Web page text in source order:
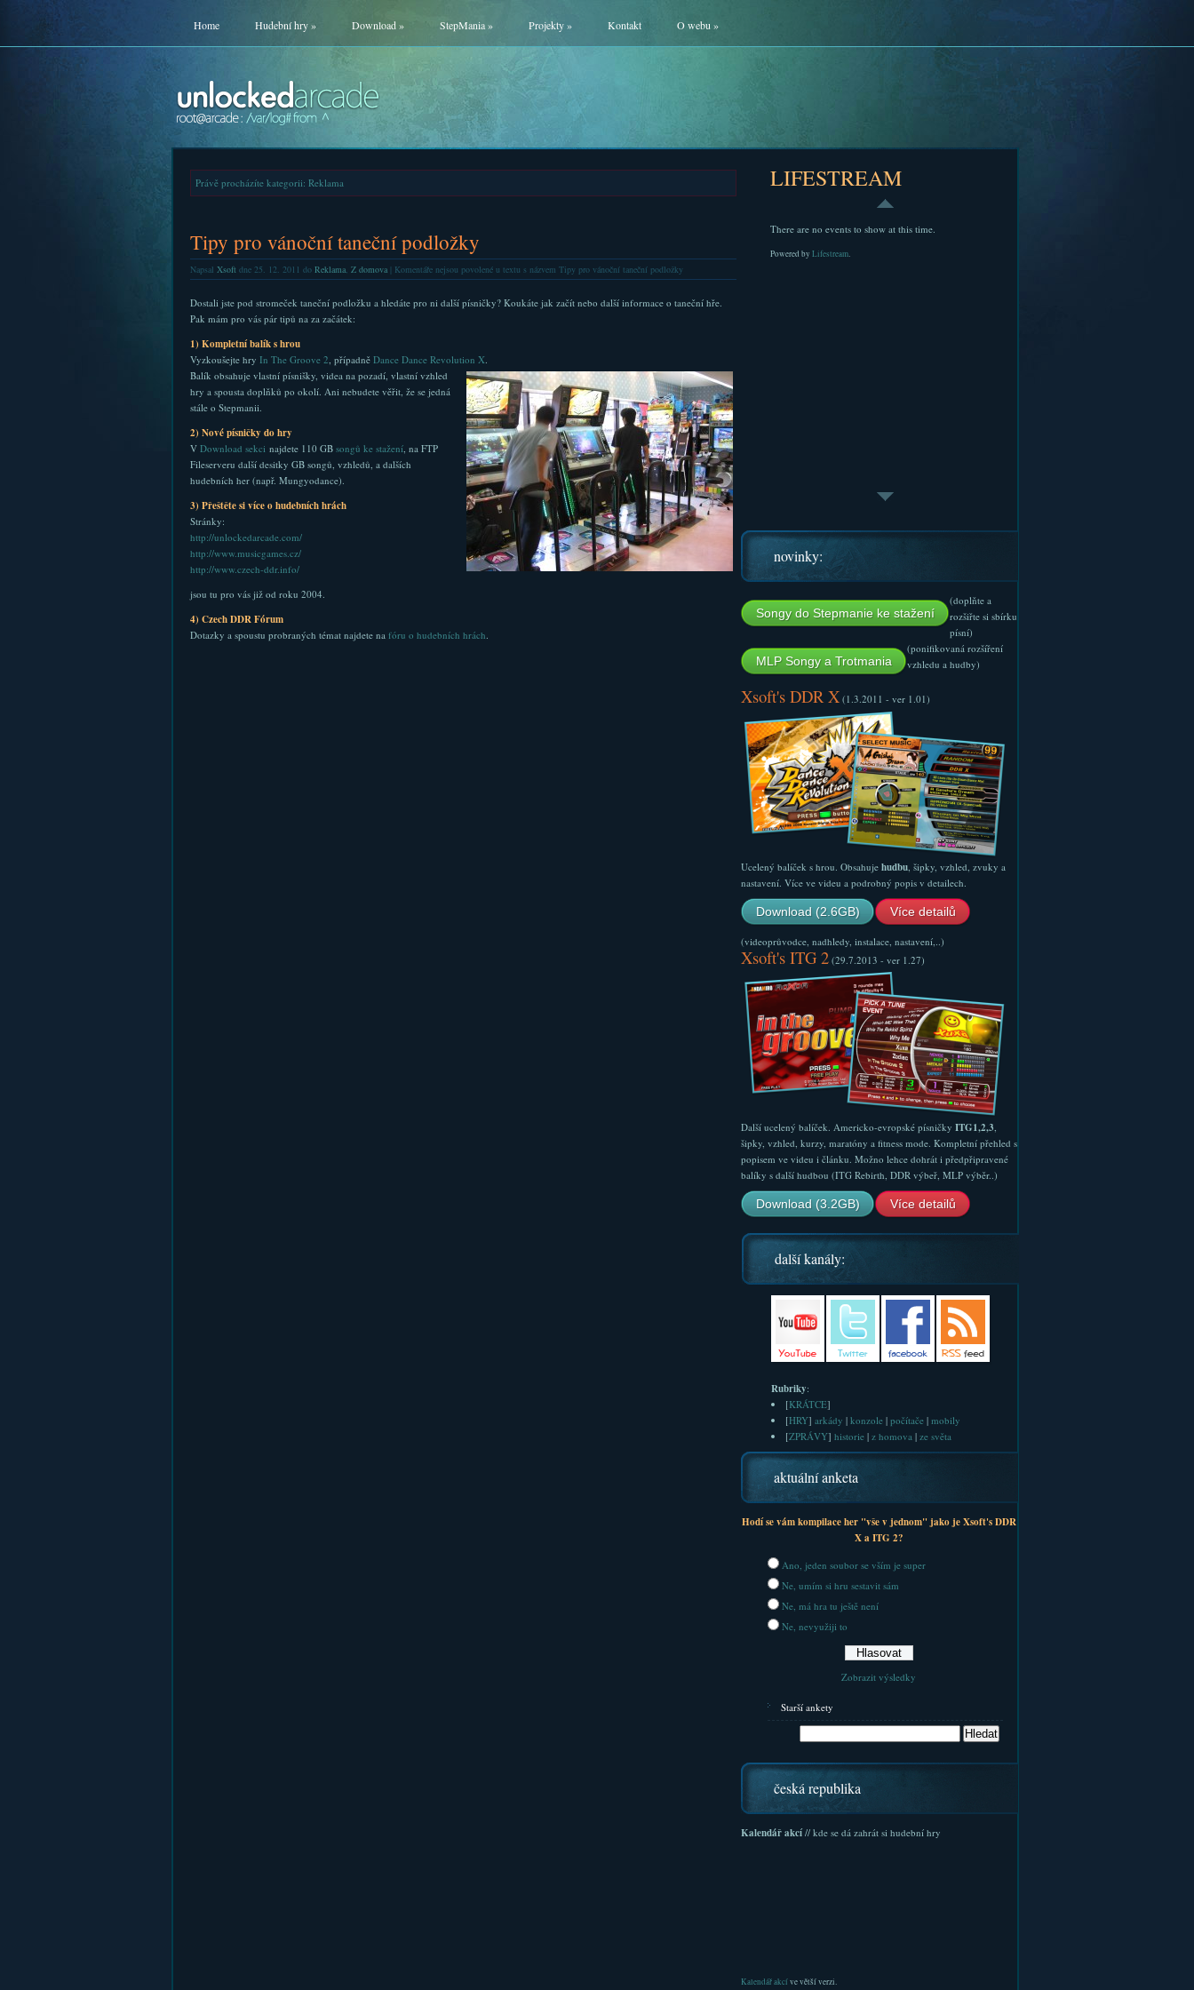
Home Hudební hry» Download» StepMania» Projekty» Kontakt O webu »
Právě procházíte kategorii: Reklama
Tipy pro vánoční taneční podložky
Napsal Xsoftdne 25. 12. 2011 do Reklama, Z domova| Komentáře nejsou povolenéu textu s názvem Tipy pro vánoční taneční podložky
Dostali jste pod stromeček taneční podložku a hledáte pro ni další písničky? Koukáte jak začít nebo další informace o taneční hře.
Pak mám pro vás pár tipů na za začátek:
1) Kompletní balík s hrou
Vyzkoušejte hry In The Groove 2, případně Dance Dance Revolution X.
Balík obsahuje vlastní písnišky, videa na pozadí, vlastní vzhled
hry a spousta doplňků po okolí. Ani nebudete věřit, že se jedná
stále o Stepmanii.
2) Nové písničky do hry
V Download sekcinajdete 110 GB songů ke stažení, na FTP
Fileserveru další desitky GB songů, vzhledů, a dalších
hudebních her (např. Mungyodance).
3) Přeštěte si více o hudebních hrách
Stránky:
http://unlockedarcade.com/
http://www.musicgames.cz/
http://www.czech-ddr.info/
jsou tu pro vás již od roku 2004.
4) Czech DDR Fórum
Dotazky a spoustu probraných témat najdete na fóru o hudebních hrách.
LIFESTREAM
There are no events to show at this time.
Powered by Lifestream.
novinky:
Songy do Stepmanie ke stažení
(doplňte a
rozšiřte si sbírku
písní)
MLP Songy a Trotmania
(ponifikovaná rozšíření
vzhledu a hudby)
Xsoft's DDR X(1.3.2011 - ver 1.01)
Ucelený balíček s hrou. Obsahuje hudbu, šipky, vzhled, zvuky a
nastavení. Více ve videu a podrobný popis v detailech.
Download (2.6GB) Více detailů
(videoprůvodce, nadhledy, instalace, nastavení,..)
Xsoft's ITG 2(29.7.2013 - ver 1.27)
Další ucelený balíček. Americko-evropské písničky ITG1,2,3,
šipky, vzhled, kurzy, maratóny a fitness mode. Kompletní přehled s
popisem ve videu i článku. Možno lehce dohrát i předpřipravené
balíky s další hudbou (ITG Rebirth, DDR výbeř, MLP výběr..)
Download (3.2GB) Více detailů
další kanály:
Rubriky:
[KRÁTCE]
[HRY] arkády | konzole| počítače| mobily
[ZPRÁVY] historie| z homova| ze světa
aktuální anketa
Hodí se vám kompilace her "vše v jednom" jako je Xsoft's DDR
X a ITG 2?
Ano, jeden soubor se vším je super
Ne, umím si hru sestavit sám
Ne, má hra tu ještě není
Ne, nevyužiji to
Zobrazit výsledky
Starší ankety
česká republika
Kalendář akcí// kde se dá zahrát si hudební hry
Kalendář akcíve větší verzi.